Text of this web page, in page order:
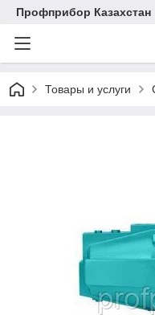
Профприбор Казахстан
Товары и услуги